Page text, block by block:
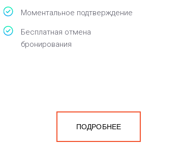
Моментальное подтверждение
Бесплатная отмена
бронирования
ПОДРОБНЕЕ